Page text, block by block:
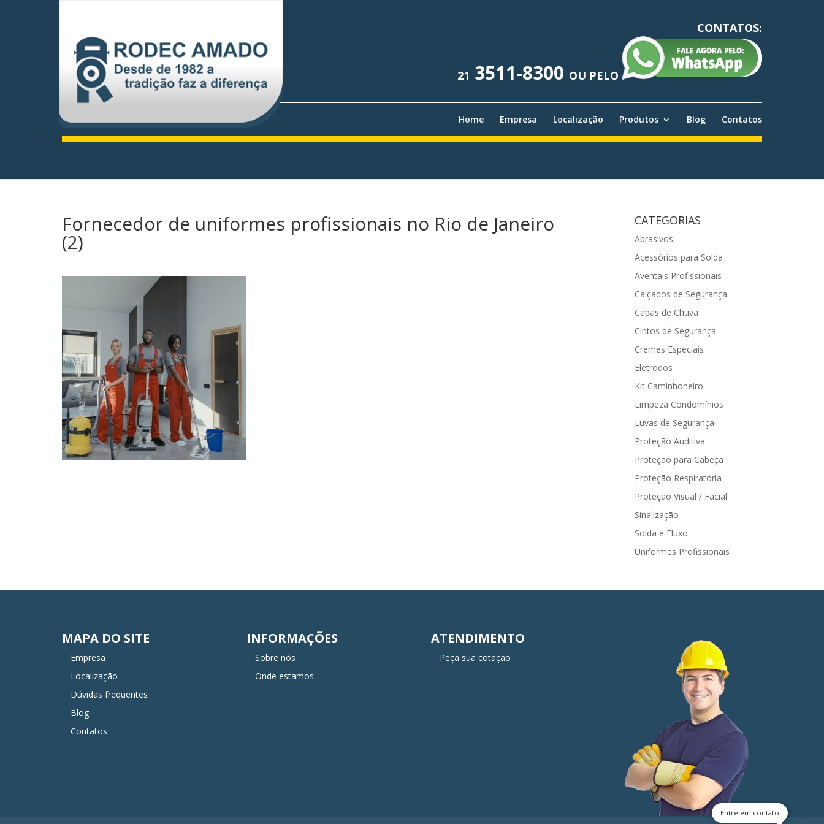
CONTATOS:
21 3511-8300 OU PELO
Home Empresa Localização Produtos Blog Contatos
Fornecedor de uniformes profissionais no Rio de Janeiro
(2)
CATEGORIAS
Abrasivos
Acessórios para Solda
Aventais Profissionais
Calçados de Segurança
Capas de Chuva
Cintos de Segurança
Cremes Especiais
Eletrodos
Kit Caminhoneiro
Limpeza Condomínios
Luvas de Segurança
Proteção Auditiva
Proteção para Cabeça
Proteção Respiratória
Proteção Visual / Facial
Sinalização
Solda e Fluxo
Uniformes Profissionais
MAPA DO SITE
Empresa
Localização
Dúvidas frequentes
Blog
Contatos
INFORMAÇÕES
Sobre nós
Onde estamos
ATENDIMENTO
Peça sua cotação
Entre em contato